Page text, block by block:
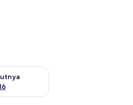
akhir pekan berikutnya Agu 14 -